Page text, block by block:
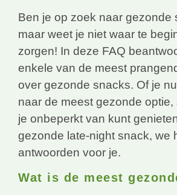
Ben je op zoek naar gezonde
maar weet je niet waar te
zorgen! In deze FAQ
enkele van de meest
over gezonde snacks. Of je
naar de meest gezonde
je onbeperkt van kunt
gezonde late-night snack, we
antwoorden voor je.
Wat is de meest